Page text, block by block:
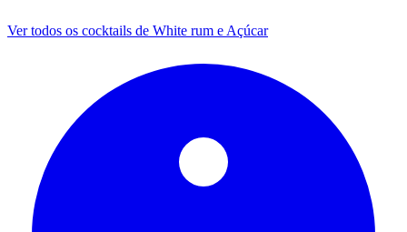
Ver todos os cocktails de White rum e Açúcar